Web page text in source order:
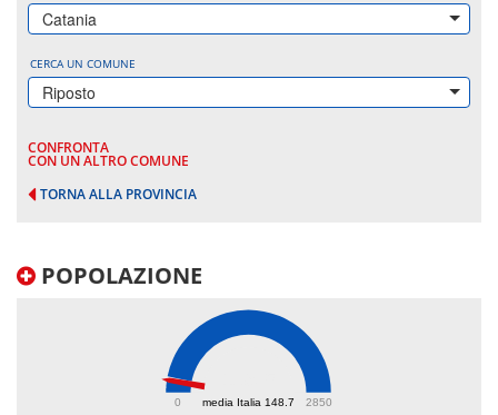
Catania
CERCA UN COMUNE
Riposto
CONFRONTA
CON UN ALTRO COMUNE
TORNA ALLA PROVINCIA
POPOLAZIONE
media Italia 148.7
0 2850